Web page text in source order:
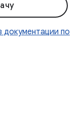
документации по